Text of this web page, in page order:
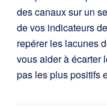
des canaux sur un
de vos indicateurs
repérer les lacunes
vous aider à écarter
pas les plus positifs